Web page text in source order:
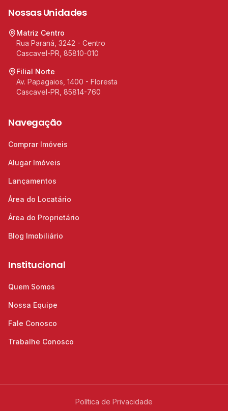
Nossas Unidades
Matriz Centro
Rua Paraná, 3242 - Centro
Cascavel-PR, 85810-010
Filial Norte
Av. Papagaios, 1400 - Floresta
Cascavel-PR, 85814-760
Navegação
Comprar Imóveis
Alugar Imóveis
Lançamentos
Área do Locatário
Área do Proprietário
Blog Imobiliário
Institucional
Quem Somos
Nossa Equipe
Fale Conosco
Trabalhe Conosco
Política de Privacidade